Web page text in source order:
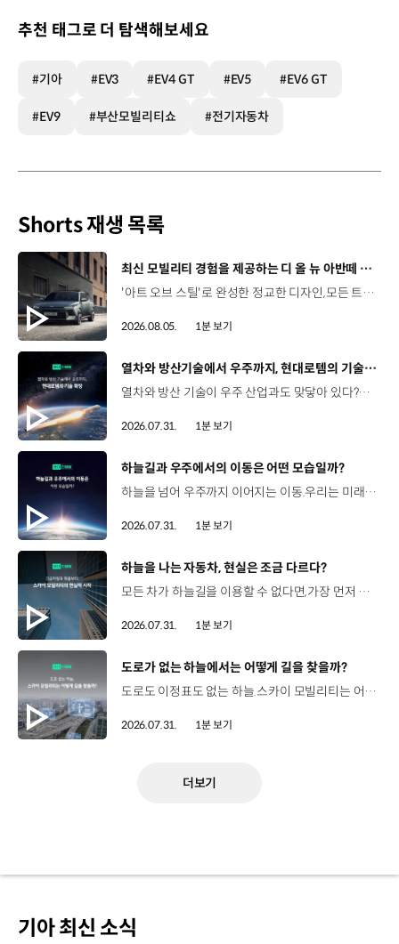
추천 태그로 더 탐색해보세요
#기아 #EV3 #EV4 GT #EV5 #EV6 GT
#EV9 #부산모빌리티쇼 #전기자동차
Shorts 재생 목록
[동영상]
최신 모빌리티 경험을 제공하는 디 올 뉴 아반떼 계약 개시
'아트 오브 스틸'로 완성한 정교한 디자인,모든 트림에 적용된 플레오스 커넥트와 최신 안전·편의 사양까지. 차급 이상의 가치를 담은디 올 뉴 아반떼가 계약을 시작했습니다. #현대자동차 #디올뉴아반떼 #아반떼 #플레오스커넥트 #GleoAI #준중형세단 #세단
2026.08.05. 1분 보기
[동영상]
열차와 방산기술에서 우주까지, 현대로템의 기술 확장
열차와 방산 기술이 우주 산업과도 맞닿아 있다?항공 우주 분야에도 발을 담고 있는 현대로템 현대진행형 팟캐스트 EP.20에서 확인하세요.📻 #현대자동차그룹 #현대진행형 #모빌리티팟캐스트 #현대로템 #하늘길 #스카이모빌리티 #우주 #우주항공 #자율주행 #모빌리티
2026.07.31. 1분 보기
[동영상]
하늘길과 우주에서의 이동은 어떤 모습일까?
하늘을 넘어 우주까지 이어지는 이동.우리는 미래 모빌리티를 어떤 모습으로 상상해볼 수 있을까요? 현대진행형 팟캐스트 EP.20에서 확인하세요.📻 #현대자동차그룹 #현대진행형 #모빌리티팟캐스트 #하늘길 #스카이모빌리티 #우주 #우주항공 #자율주행 #모빌리티
2026.07.31. 1분 보기
[동영상]
하늘을 나는 자동차, 현실은 조금 다르다?
모든 차가 하늘길을 이용할 수 없다면,가장 먼저 하늘을 달리게 될 모빌리티는 무엇일까요? 현대진행형 팟캐스트 EP.20에서 확인하세요.📻 #현대자동차그룹 #현대진행형 #모빌리티팟캐스트 #하늘길 #스카이모빌리티 #우주 #우주항공 #자율주행 #모빌리티
2026.07.31. 1분 보기
[동영상]
도로가 없는 하늘에서는 어떻게 길을 찾을까?
도로도 이정표도 없는 하늘.스카이 모빌리티는 어떻게 목적지까지 이동할 수 있을까요? 현대진행형 팟캐스트 EP.20에서 확인하세요.📻 #현대자동차그룹 #현대진행형 #모빌리티팟캐스트 #하늘길 #스카이모빌리티 #우주 #우주항공 #자율주행 #모빌리티
2026.07.31. 1분 보기
더보기
기아 최신 소식